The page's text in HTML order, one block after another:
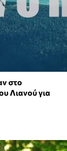
στο
Λιανού για